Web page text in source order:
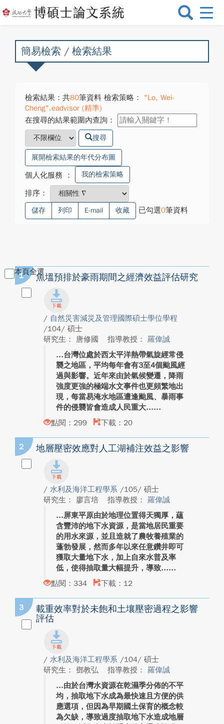
選
換
簡易檢索 / 檢索結果
檢索結果：共80筆資料 檢索策略：
"Lo, Wei-
Cheng".eadvisor (精準)
在搜尋的結果範圍內查詢：
搜尋
展開檢索結果的年代分布圖
個人化服務 ： 我的檢索策略
排序：
儲存 列印 E-mail 收藏 已勾選0筆資料
本頁全選
1 魚塭預排於豪雨期間之經濟效益評估研究
/ 自然災害減災及管理國際碩士學位學程
/104/ 碩士
研究生： 唐修國
指導教授： 羅偉誠
台灣位處於西太平洋熱帶氣旋經常侵
襲之地區，平均每年會有3至4個颱風經
過與影響。近年來由於氣候變遷，降雨
強度更強的極端水文事件也更頻繁地出
現，每當易淹水地區遭逢颱風、暴雨事
件的侵襲皆會造成人民重大...
點閱：299
下載：20
2 地層壓密效應對人工湖補注效益之影響
/ 水利及海洋工程學系 /105/ 碩士
研究生： 廖言培
指導教授： 羅偉誠
屏東平原由於地理位置得天獨厚，蘊
含豐沛的地下水資源，是當地居民重要
的用水來源，並且造就了農牧養殖業的
蓬勃發展，然而多年以來任意鑽井即可
獲取大量地下水，加上自來水普及率
低，使得抽取量大幅提升，導致...
點閱：334
下載：12
3
載重效率對於未飽和土壤壓密過程之影響
評估
/ 水利及海洋工程學系 /104/ 碩士
研究生： 鄧教弘
指導教授： 羅偉誠
由於台灣水資源在乾濕季分佈的不平
均，抽取地下水成為最快速且方便的供
應選項，但因為早期國土保育的概念較
為欠缺，導致過度抽取地下水造成地層